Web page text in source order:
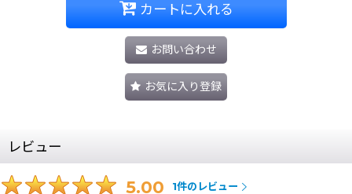
カートに入れる
お問い合わせ
お気に入り登録
レビュー
5.00 1件のレビュー